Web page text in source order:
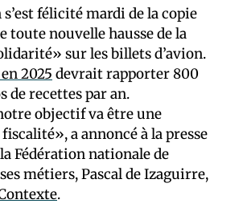
félicité mardi de la copie
toute nouvelle hausse de la
sur les billets d’avion.
2025 devrait rapporter 800
de recettes par an.
objectif va être une
a annoncé à la presse
Fédération nationale de
métiers, Pascal de Izaguirre,
.